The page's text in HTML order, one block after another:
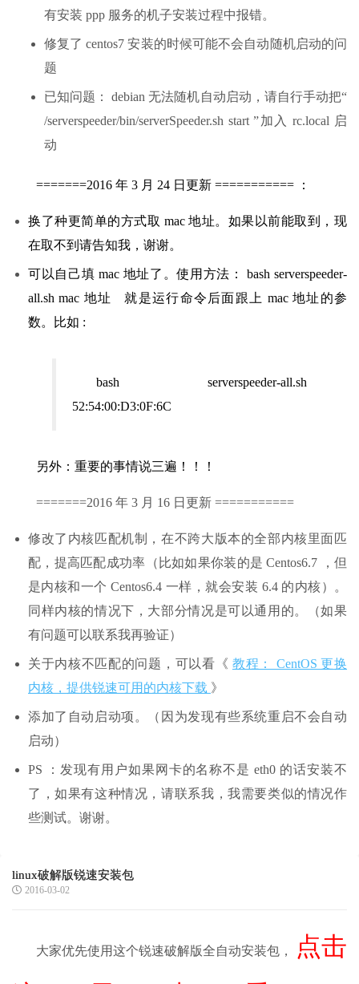
有安装 ppp 服务的机子安装过程中报错。
修复了 centos7 安装的时候可能不会自动随机启动的问
题
已知问题： debian 无法随机自动启动，请自行手动把“
/serverspeeder/bin/serverSpeeder.sh start ”加入 rc.local 启
动
=======2016 年 3 月 24 日更新 =========== ：
换了种更简单的方式取 mac 地址。如果以前能取到，现
在取不到请告知我，谢谢。
可以自己填 mac 地址了。使用方法： bash serverspeeder-
all.sh mac 地址 就是运行命令后面跟上 mac 地址的参
数。比如 :
bash serverspeeder-all.sh
52:54:00:D3:0F:6C
另外：重要的事情说三遍！！！
=======2016 年 3 月 16 日更新 ===========
修改了内核匹配机制，在不跨大版本的全部内核里面匹
配，提高匹配成功率（比如如果你装的是 Centos6.7 ，但
是内核和一个 Centos6.4 一样，就会安装 6.4 的内核）。
同样内核的情况下，大部分情况是可以通用的。（如果
有问题可以联系我再验证）
关于内核不匹配的问题，可以看《 教程： CentOS 更换
内核，提供锐速可用的内核下载 》
添加了自动启动项。（因为发现有些系统重启不会自动
启动）
PS ：发现有用户如果网卡的名称不是 eth0 的话安装不
了，如果有这种情况，请联系我，我需要类似的情况作
些测试。谢谢。
linux破解版锐速安装包
2016-03-02
大家优先使用这个锐速破解版全自动安装包，
点击